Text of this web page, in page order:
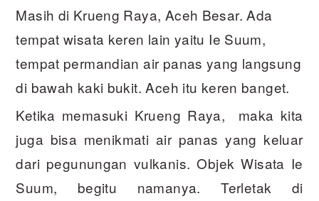
Masih di Krueng Raya, Aceh Besar. Ada
tempat wisata keren lain yaitu Ie Suum,
tempat permandian air panas yang langsung
di bawah kaki bukit. Aceh itu keren banget.
Ketika memasuki Krueng Raya, maka kita
juga bisa menikmati air panas yang keluar
dari pegunungan vulkanis. Objek Wisata Ie
Suum, begitu namanya. Terletak di